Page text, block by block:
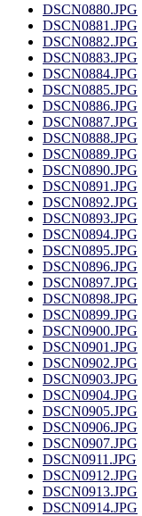
DSCN0880.JPG
DSCN0881.JPG
DSCN0882.JPG
DSCN0883.JPG
DSCN0884.JPG
DSCN0885.JPG
DSCN0886.JPG
DSCN0887.JPG
DSCN0888.JPG
DSCN0889.JPG
DSCN0890.JPG
DSCN0891.JPG
DSCN0892.JPG
DSCN0893.JPG
DSCN0894.JPG
DSCN0895.JPG
DSCN0896.JPG
DSCN0897.JPG
DSCN0898.JPG
DSCN0899.JPG
DSCN0900.JPG
DSCN0901.JPG
DSCN0902.JPG
DSCN0903.JPG
DSCN0904.JPG
DSCN0905.JPG
DSCN0906.JPG
DSCN0907.JPG
DSCN0911.JPG
DSCN0912.JPG
DSCN0913.JPG
DSCN0914.JPG